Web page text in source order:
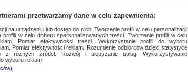
przetwarzamy dane w celu zapewnienia:
na urządzeniu lub dostęp do nich. Tworzenie profili w celu personalizacji
profili w celu doboru spersonalizowanych treści. Tworzenie profili w celu
Pomiar efektywności treści. Wykorzystanie profili do wyboru
Pomiar efektywności reklam. Rozumienie odbiorców dzięki statystyce
z różnych źródeł. Rozwój i ulepszanie usług. Wykorzystywanie
wyboru reklam.